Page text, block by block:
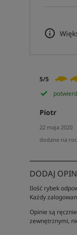
5/5
Piotr
22 maja 2020
dodane na
DODAJ
Ilość rybek
Każdy
Opinie są
zewnętrznymi,